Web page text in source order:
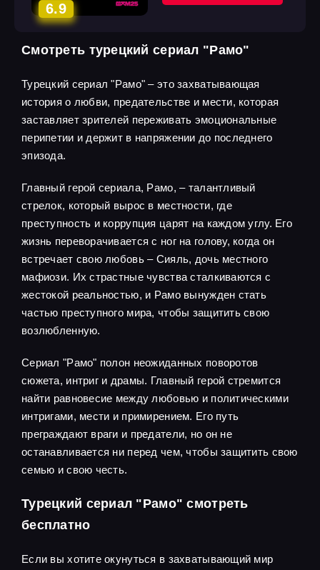
6.9
Смотреть турецкий сериал "Рамо"
Турецкий сериал "Рамо" – это захватывающая
история о любви, предательстве и мести, которая
заставляет зрителей переживать эмоциональные
перипетии и держит в напряжении до последнего
эпизода.
Главный герой сериала, Рамо, – талантливый
стрелок, который вырос в местности, где
преступность и коррупция царят на каждом углу. Его
жизнь переворачивается с ног на голову, когда он
встречает свою любовь – Сияль, дочь местного
мафиози. Их страстные чувства сталкиваются с
жестокой реальностью, и Рамо вынужден стать
частью преступного мира, чтобы защитить свою
возлюбленную.
Сериал "Рамо" полон неожиданных поворотов
сюжета, интриг и драмы. Главный герой стремится
найти равновесие между любовью и политическими
интригами, мести и примирением. Его путь
преграждают враги и предатели, но он не
останавливается ни перед чем, чтобы защитить свою
семью и свою честь.
Турецкий сериал "Рамо" смотреть
бесплатно
Если вы хотите окунуться в захватывающий мир